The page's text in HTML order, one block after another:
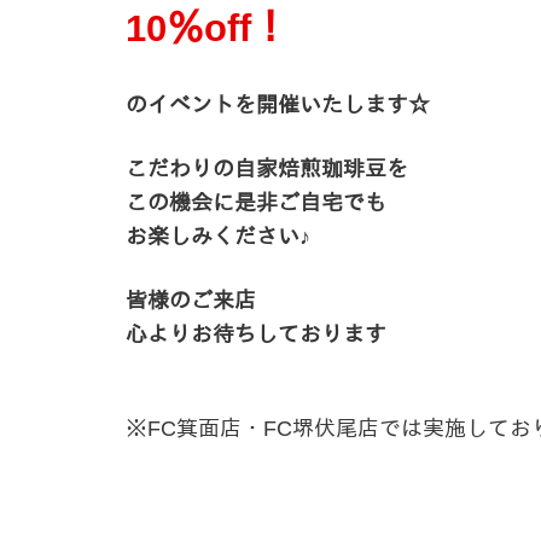
10％off！
のイベントを開催いたします☆
こだわりの自家焙煎珈琲豆を
この機会に是非ご自宅でも
お楽しみください♪
皆様のご来店
心よりお待ちしております
※FC箕面店・FC堺伏尾店では実施してお